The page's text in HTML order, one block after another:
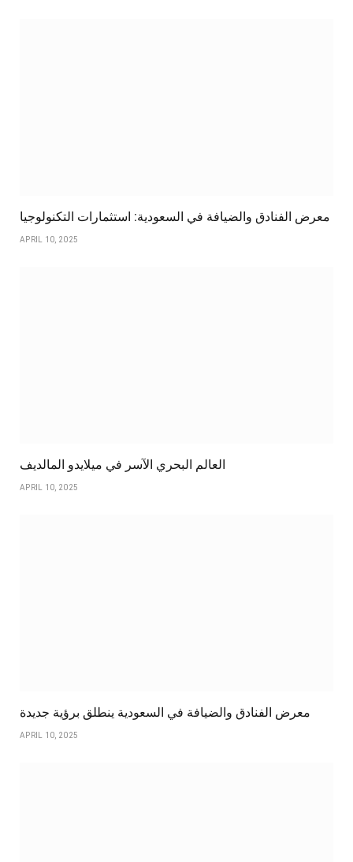
معرض الفنادق والضيافة في السعودية: استثمارات التكنولوجيا
APRIL 10, 2025
العالم البحري الآسر في ميلايدو المالديف
APRIL 10, 2025
معرض الفنادق والضيافة في السعودية ينطلق برؤية جديدة
APRIL 10, 2025